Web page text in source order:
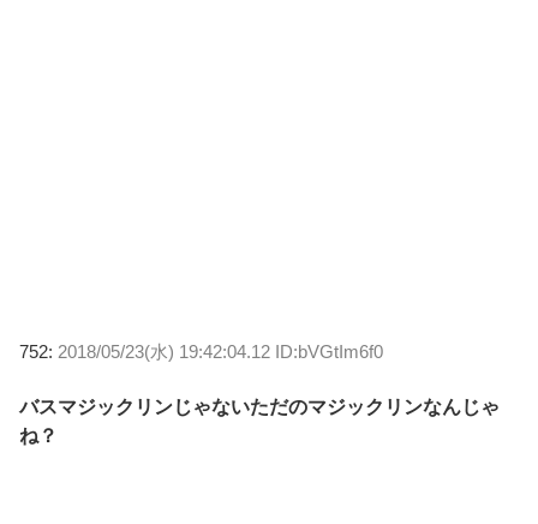
752: 2018/05/23(水) 19:42:04.12 ID:bVGtIm6f0
バスマジックリンじゃないただのマジックリンなんじゃ
ね？